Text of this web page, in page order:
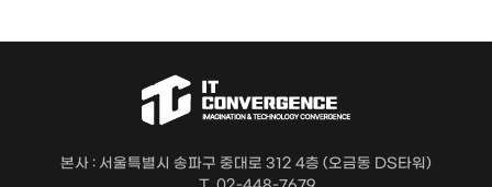
본사 : 서울특별시 송파구 중대로 312 4층 (오금동 DS타워)